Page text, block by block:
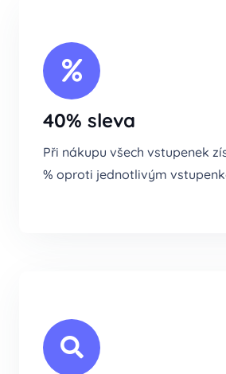
40% sleva
Při nákupu všech vstupenek
% oproti jednotlivým